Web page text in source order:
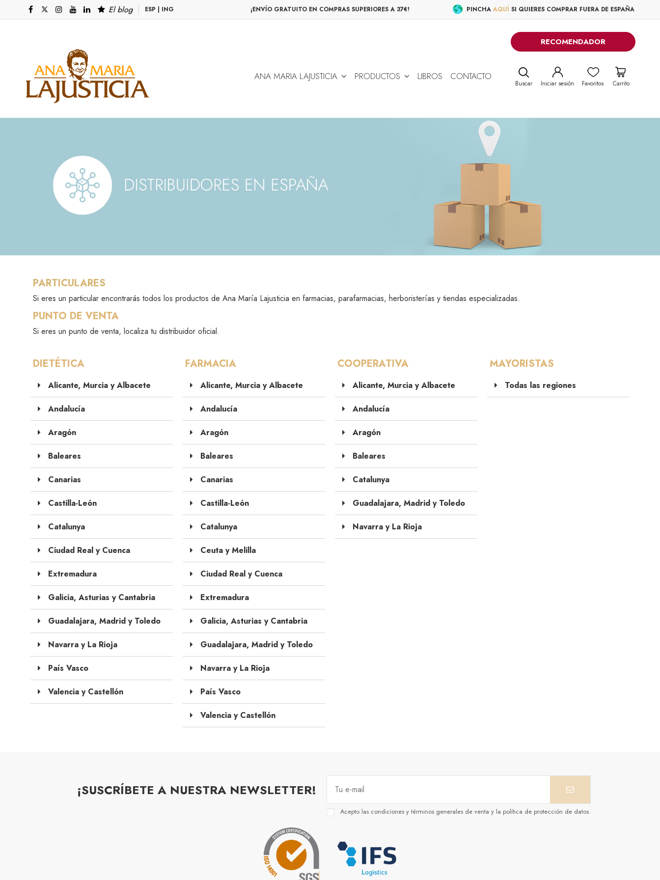
El blog ESP | ING ¡ENVÍO GRATUITO EN COMPRAS SUPERIORES A 37€! PINCHA AQUÍ SI QUIERES COMPRAR FUERA DE ESPAÑA
RECOMENDADOR
ANA MARIA LAJUSTICIA PRODUCTOS LIBROS CONTACTO
Buscar Iniciar sesión Favoritos Carrito
PARTICULARES
Si eres un particular encontrarás todos los productos de Ana María Lajusticia en farmacias, parafarmacias, herboristerías y tiendas especializadas.
PUNTO DE VENTA
Si eres un punto de venta, localiza tu distribuidor oficial.
DIETÉTICA
Alicante, Murcia y Albacete
Andalucía
Aragón
Baleares
Canarias
Castilla-León
Catalunya
Ciudad Real y Cuenca
Extremadura
Galicia, Asturias y Cantabria
Guadalajara, Madrid y Toledo
Navarra y La Rioja
País Vasco
Valencia y Castellón
FARMACIA
Alicante, Murcia y Albacete
Andalucía
Aragón
Baleares
Canarias
Castilla-León
Catalunya
Ceuta y Melilla
Ciudad Real y Cuenca
Extremadura
Galicia, Asturias y Cantabria
Guadalajara, Madrid y Toledo
Navarra y La Rioja
País Vasco
Valencia y Castellón
COOPERATIVA
Alicante, Murcia y Albacete
Andalucía
Aragón
Baleares
Catalunya
Guadalajara, Madrid y Toledo
Navarra y La Rioja
MAYORISTAS
Todas las regiones
¡SUSCRÍBETE A NUESTRA NEWSLETTER!
Acepto las condiciones y términos generales de venta y la política de protección de datos.